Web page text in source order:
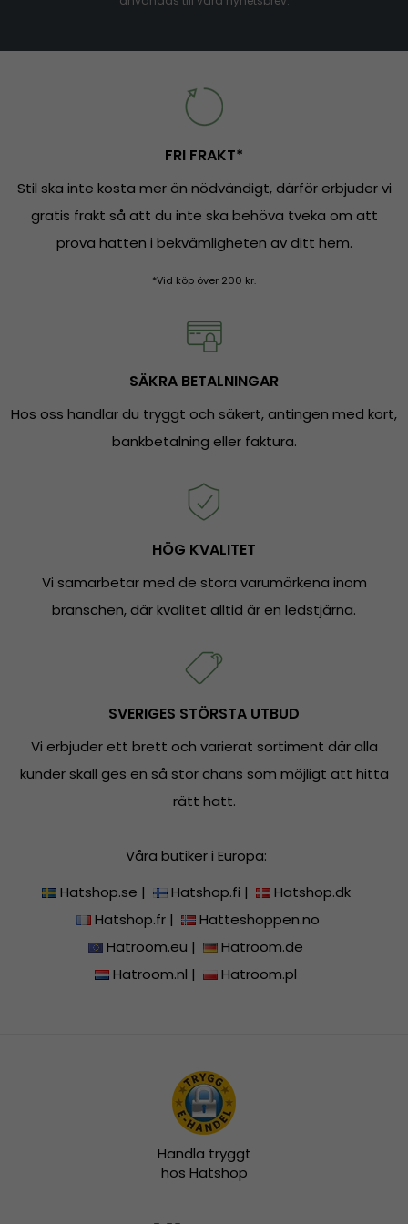
FRI FRAKT*
Stil ska inte kosta mer än nödvändigt, därför erbjuder vi
gratis frakt så att du inte ska behöva tveka om att
prova hatten i bekvämligheten av ditt hem.
*Vid köp över 200 kr.
SÄKRA BETALNINGAR
Hos oss handlar du tryggt och säkert, antingen med kort,
bankbetalning eller faktura.
HÖG KVALITET
Vi samarbetar med de stora varumärkena inom
branschen, där kvalitet alltid är en ledstjärna.
SVERIGES STÖRSTA UTBUD
Vi erbjuder ett brett och varierat sortiment där alla
kunder skall ges en så stor chans som möjligt att hitta
rätt hatt.
Våra butiker i Europa:
Hatshop.se | Hatshop.fi |
Hatshop.dk
Hatshop.fr|
Hatteshoppen.no
Hatroom.eu |
Hatroom.de
Hatroom.nl | Hatroom.pl
Handla tryggt
hos Hatshop